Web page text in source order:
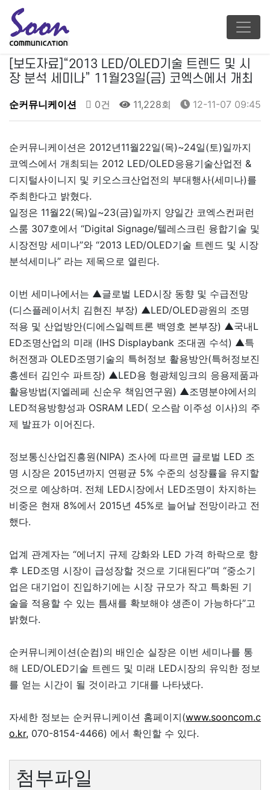
[보도자료]“2013 LED/OLED기술 트렌드 및 시
장 분석 세미나” 11월23일(금) 코엑스에서 개최
순커뮤니케이션 0건 11,228회 12-11-07 09:45
순커뮤니케이션은 2012년11월22일(목)~24일(토)일까지
코엑스에서 개최되는 2012 LED/OLED응용기술산업전 &
디지털사이니지 및 키오스크산업전의 부대행사(세미나)를
주최한다고 밝혔다.
일정은 11월22(목)일~23(금)일까지 양일간 코엑스컨퍼런
스룸 307호에서 “Digital Signage/텔레스크린 융합기술 및
시장전망 세미나”와 “2013 LED/OLED기술 트렌드 및 시장
분석세미나” 라는 제목으로 열린다.
이번 세미나에서는 ▲글로벌 LED시장 동향 및 수급전망
(디스플레이서치 김현진 부장) ▲LED/OLED광원의 조명
적용 및 산업방안(디에스일렉트론 백영호 본부장) ▲국내L
ED조명산업의 미래 (IHS Displaybank 조대권 수석) ▲특
허전쟁과 OLED조명기술의 특허정보 활용방안(특허정보진
흥센터 김인수 파트장) ▲LED용 형광체잉크의 응용제품과
활용방법(지엘레페 신순우 책임연구원) ▲조명분야에서의
LED적용방향성과 OSRAM LED( 오스람 이주성 이사)의 주
제 발표가 이어진다.
정보통신산업진흥원(NIPA) 조사에 따르면 글로벌 LED 조
명 시장은 2015년까지 연평균 5% 수준의 성장률을 유지할
것으로 예상하며. 전체 LED시장에서 LED조명이 차지하는
비중은 현재 8%에서 2015년 45%로 늘어날 전망이라고 전
했다.
업계 관계자는 “에너지 규제 강화와 LED 가격 하락으로 향
후 LED조명 시장이 급성장할 것으로 기대된다”며 “중소기
업은 대기업이 진입하기에는 시장 규모가 작고 특화된 기
술을 적용할 수 있는 틈새를 확보해야 생존이 가능하다”고
밝혔다.
순커뮤니케이션(순컴)의 배인순 실장은 이번 세미나를 통
해 LED/OLED기술 트렌드 및 미래 LED시장의 유익한 정보
를 얻는 시간이 될 것이라고 기대를 나타냈다.
자세한 정보는 순커뮤니케이션 홈페이지(www.sooncom.c
o.kr, 070-8154-4466) 에서 확인할 수 있다.
첨부파일